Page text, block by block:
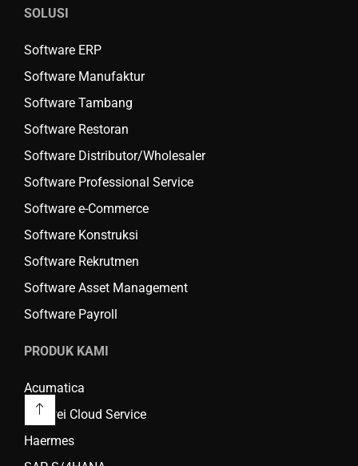
SOLUSI
Software ERP
Software Manufaktur
Software Tambang
Software Restoran
Software Distributor/Wholesaler
Software Professional Service
Software e-Commerce
Software Konstruksi
Software Rekrutmen
Software Asset Management
Software Payroll
PRODUK KAMI
Acumatica
Huawei Cloud Service
Haermes